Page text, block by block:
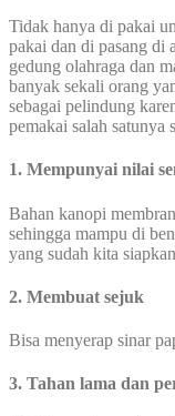
Tidak hanya di pakai
pakai dan di pasang di
gedung olahraga dan
banyak sekali orang
sebagai pelindung
pemakai salah satunya
1. Mempunyai nilai
Bahan kanopi
sehingga mampu di
yang sudah kita
2. Membuat sejuk
Bisa menyerap sinar
3. Tahan lama dan